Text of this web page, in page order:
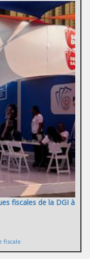
fiscales de la DGI à
fiscale